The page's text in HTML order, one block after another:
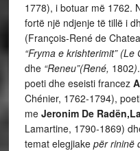
1778), i botuar më 1762.
fortë një ndjenje të tillë i
(François-René de
“Fryma e krishterimit”
dhe “Reneu”(René, 1802)
poeti dhe eseisti francez
Chénier, 1762-1794),
me Jeronim De
Lamartine, 1790-1869)
temat elegjiake për rininë